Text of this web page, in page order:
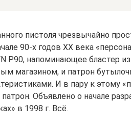
пистоля чрезвычайно
90-х годов XX века
P90, напоминающее бластер
магазином, и патрон
И в пару к этому
Объявлено о начале
в 1998 г. Всё.